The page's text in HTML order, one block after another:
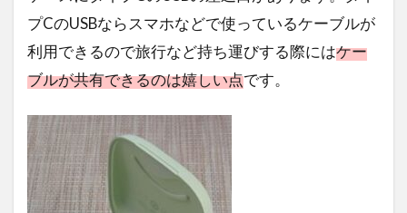
プCのUSBならスマホなどで使っているケーブルが
利用できるので旅行など持ち運びする際にはケー
ブルが共有できるのは嬉しい点です。